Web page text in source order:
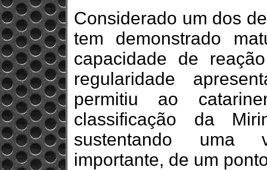
Considerado um dos
tem demonstrado
capacidade de
regularidade
permitiu ao
classificação da
sustentando uma
importante, de um